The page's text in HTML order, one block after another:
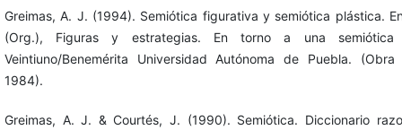
Greimas, A. J. (1994). Semiótica figurativa y semiótica plástica.
(Org.), Figuras y estrategias. En torno a una
Veintiuno/Benemérita Universidad Autónoma de Puebla.
1984).
Greimas, A. J. & Courtés, J. (1990). Semiótica. Diccionario